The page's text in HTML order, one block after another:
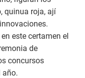
quinua roja, ají
este certamen el
de
concursos
año.